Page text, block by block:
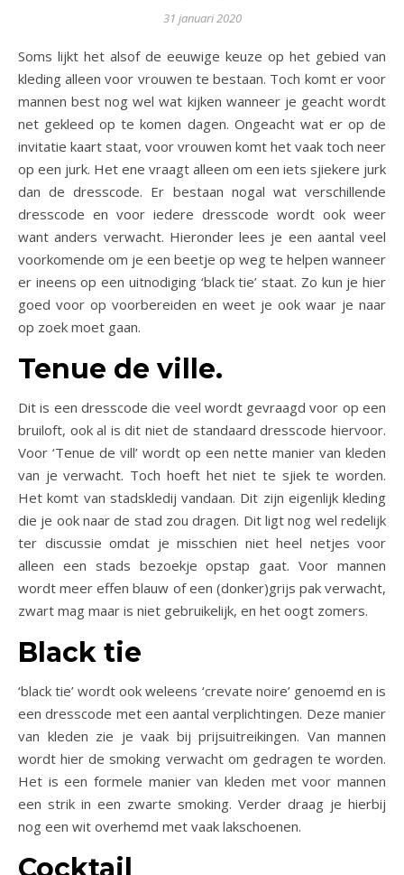
31 januari 2020
Soms lijkt het alsof de eeuwige keuze op het gebied van
kleding alleen voor vrouwen te bestaan. Toch komt er voor
mannen best nog wel wat kijken wanneer je geacht wordt
net gekleed op te komen dagen. Ongeacht wat er op de
invitatie kaart staat, voor vrouwen komt het vaak toch neer
op een jurk. Het ene vraagt alleen om een iets sjiekere jurk
dan de dresscode. Er bestaan nogal wat verschillende
dresscode en voor iedere dresscode wordt ook weer
want anders verwacht. Hieronder lees je een aantal veel
voorkomende om je een beetje op weg te helpen wanneer
er ineens op een uitnodiging ‘black tie’ staat. Zo kun je hier
goed voor op voorbereiden en weet je ook waar je naar
op zoek moet gaan.
Tenue de ville.
Dit is een dresscode die veel wordt gevraagd voor op een
bruiloft, ook al is dit niet de standaard dresscode hiervoor.
Voor ‘Tenue de vill’ wordt op een nette manier van kleden
van je verwacht. Toch hoeft het niet te sjiek te worden.
Het komt van stadskledij vandaan. Dit zijn eigenlijk kleding
die je ook naar de stad zou dragen. Dit ligt nog wel redelijk
ter discussie omdat je misschien niet heel netjes voor
alleen een stads bezoekje opstap gaat. Voor mannen
wordt meer effen blauw of een (donker)grijs pak verwacht,
zwart mag maar is niet gebruikelijk, en het oogt zomers.
Black tie
‘black tie’ wordt ook weleens ‘crevate noire’ genoemd en is
een dresscode met een aantal verplichtingen. Deze manier
van kleden zie je vaak bij prijsuitreikingen. Van mannen
wordt hier de smoking verwacht om gedragen te worden.
Het is een formele manier van kleden met voor mannen
een strik in een zwarte smoking. Verder draag je hierbij
nog een wit overhemd met vaak lakschoenen.